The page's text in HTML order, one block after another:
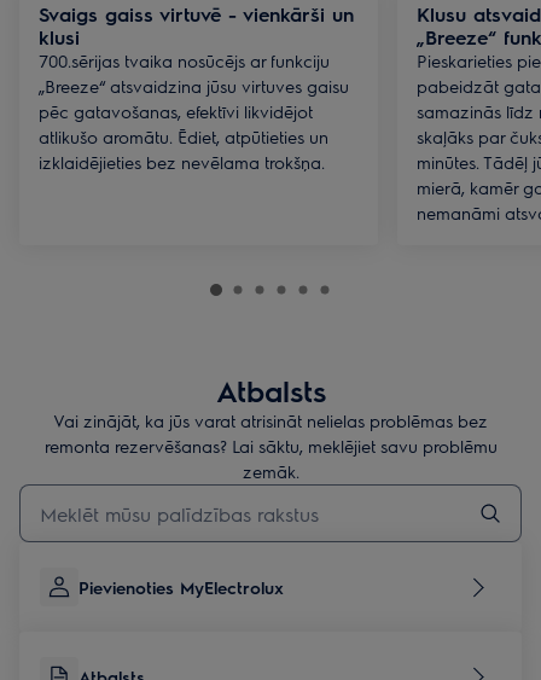
Svaigs gaiss virtuvē - vienkārši un
klusi
700.sērijas tvaika nosūcējs ar funkciju
„Breeze“ atsvaidzina jūsu virtuves gaisu
pēc gatavošanas, efektīvi likvidējot
atlikušo aromātu. Ēdiet, atpūtieties un
izklaidējieties bez nevēlama trokšņa.
Klusu
„Breeze“
Pieskarieties
pabeidzāt
samazinās līdz
skaļāks par
minūtes. Tādēļ
mierā, kamēr
nemanāmi
Atbalsts
Vai zinājāt, ka jūs varat atrisināt nelielas problēmas bez
remonta rezervēšanas? Lai sāktu, meklējiet savu problēmu
zemāk.
Rakstiet, lai meklētu rakstus par atbalstu
Pievienoties MyElectrolux